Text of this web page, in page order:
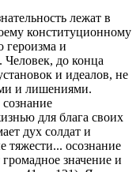
лежат в
конституционному
героизма и
Человек, до конца
и идеалов, не
и лишениями.
для блага своих
дух солдат и
тяжести... осознание
значение и